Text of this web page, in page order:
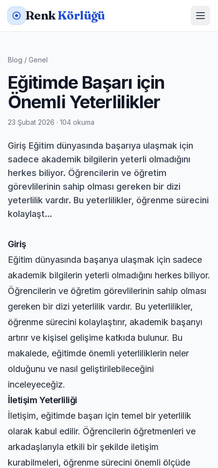
RenkKörlüğü
Blog / Genel
Eğitimde Başarı için
Önemli Yeterlilikler
23 Şubat 2026 · 104 okuma
Giriş Eğitim dünyasında başarıya ulaşmak için
sadece akademik bilgilerin yeterli olmadığını
herkes biliyor. Öğrencilerin ve öğretim
görevlilerinin sahip olması gereken bir dizi
yeterlilik vardır. Bu yeterlilikler, öğrenme sürecini
kolaylaşt...
Giriş
Eğitim dünyasında başarıya ulaşmak için sadece
akademik bilgilerin yeterli olmadığını herkes biliyor.
Öğrencilerin ve öğretim görevlilerinin sahip olması
gereken bir dizi yeterlilik vardır. Bu yeterlilikler,
öğrenme sürecini kolaylaştırır, akademik başarıyı
artırır ve kişisel gelişime katkıda bulunur. Bu
makalede, eğitimde önemli yeterliliklerin neler
olduğunu ve nasıl geliştirilebileceğini
inceleyeceğiz.
İletişim Yeterliliği
İletişim, eğitimde başarı için temel bir yeterlilik
olarak kabul edilir. Öğrencilerin öğretmenleri ve
arkadaşlarıyla etkili bir şekilde iletişim
kurabilmeleri, öğrenme sürecini önemli ölçüde